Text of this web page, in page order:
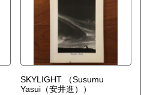
SKYLIGHT
（Susumu
Yasui（安井進））